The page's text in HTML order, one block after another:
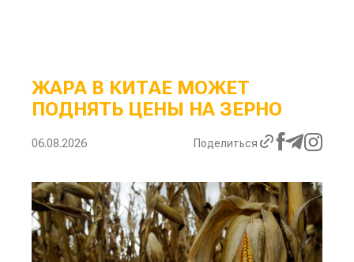
ЖАРА В КИТАЕ МОЖЕТ
ПОДНЯТЬ ЦЕНЫ НА ЗЕРНО
06.08.2026 Поделиться